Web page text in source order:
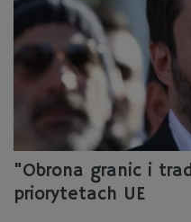
"Obrona granic i
priorytetach UE